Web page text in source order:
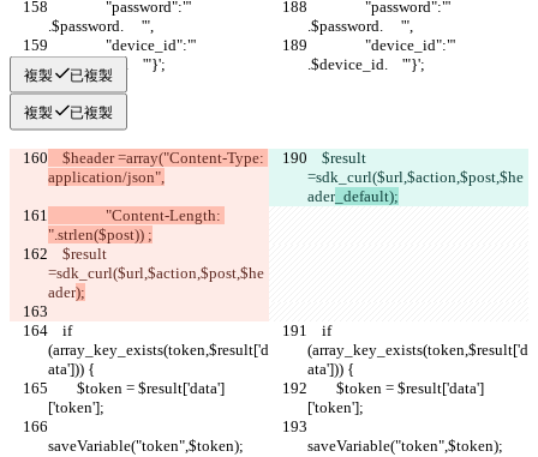
.$password.     '",
.$password.     '",
.$device_id.    '"}';
.$device_id.    '"}';
複製 已複製
複製 已複製
application/json",
=sdk_curl($url,$action,$post,$he
ader _default);
".strlen($post)) ;
=sdk_curl($url,$action,$post,$he
ader);
(array_key_exists(token,$result['d
ata'])) {
(array_key_exists(token,$result['d
ata'])) {
['token'];
['token'];
saveVariable("token",$token);
saveVariable("token",$token);